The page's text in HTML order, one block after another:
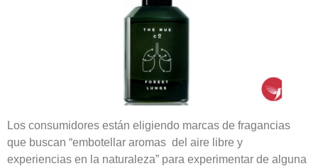
Los consumidores están eligiendo marcas de fragancias
que buscan “embotellar aromas del aire libre y
experiencias en la naturaleza” para experimentar de alguna